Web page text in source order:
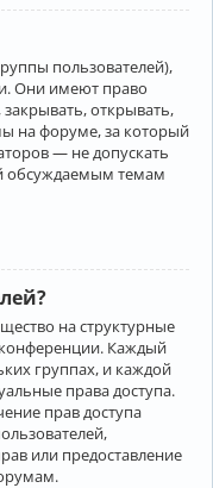
пользователей),
Они имеют право
открывать,
на форуме, за который
— не допускать
обсуждаемым темам
на структурные
Каждый
группах, и каждой
права доступа.
прав доступа
или предоставление